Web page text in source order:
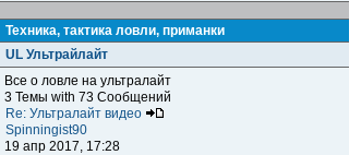
Техника, тактика ловли, приманки
UL Ультрайлайт
Все о ловле на ультралайт
3 Темы with 73 Сообщений
Re: Ультралайт видео
Spinningist90
19 апр 2017, 17:28